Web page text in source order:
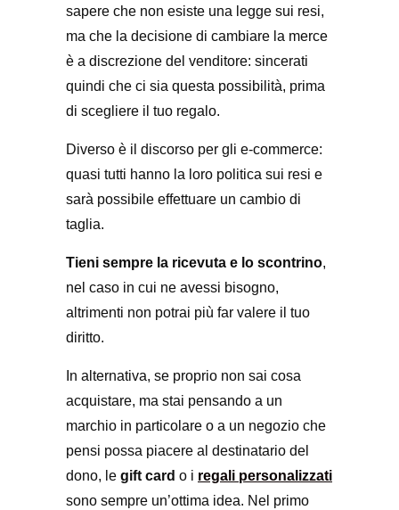
sapere che non esiste una legge sui resi,
ma che la decisione di cambiare la merce
è a discrezione del venditore: sincerati
quindi che ci sia questa possibilità, prima
di scegliere il tuo regalo.
Diverso è il discorso per gli e-commerce:
quasi tutti hanno la loro politica sui resi e
sarà possibile effettuare un cambio di
taglia.
Tieni sempre la ricevuta e lo scontrino,
nel caso in cui ne avessi bisogno,
altrimenti non potrai più far valere il tuo
diritto.
In alternativa, se proprio non sai cosa
acquistare, ma stai pensando a un
marchio in particolare o a un negozio che
pensi possa piacere al destinatario del
dono, le gift card o i regali personalizzati
sono sempre un’ottima idea. Nel primo